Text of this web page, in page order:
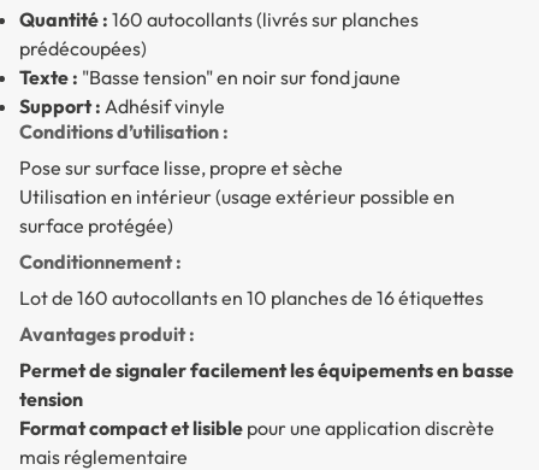
Quantité : 160 autocollants (livrés sur planches
prédécoupées)
Texte : "Basse tension" en noir sur fond jaune
Support : Adhésif vinyle
Conditions d’utilisation :
Pose sur surface lisse, propre et sèche
Utilisation en intérieur (usage extérieur possible en
surface protégée)
Conditionnement :
Lot de 160 autocollants en 10 planches de 16 étiquettes
Avantages produit :
Permet de signaler facilement les équipements en basse
tension
Format compact et lisible pour une application discrète
mais réglementaire